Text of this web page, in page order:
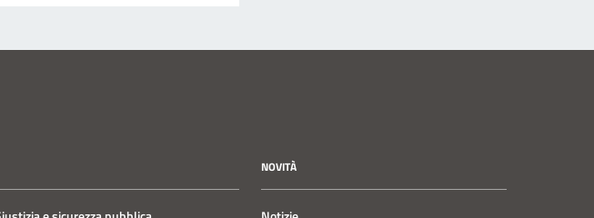
NOVITÀ